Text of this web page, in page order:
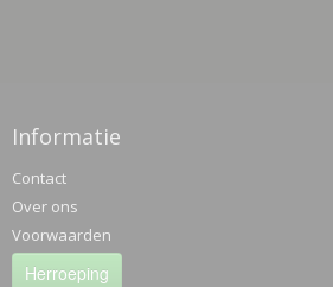
Informatie
Contact
Over ons
Voorwaarden
Herroeping